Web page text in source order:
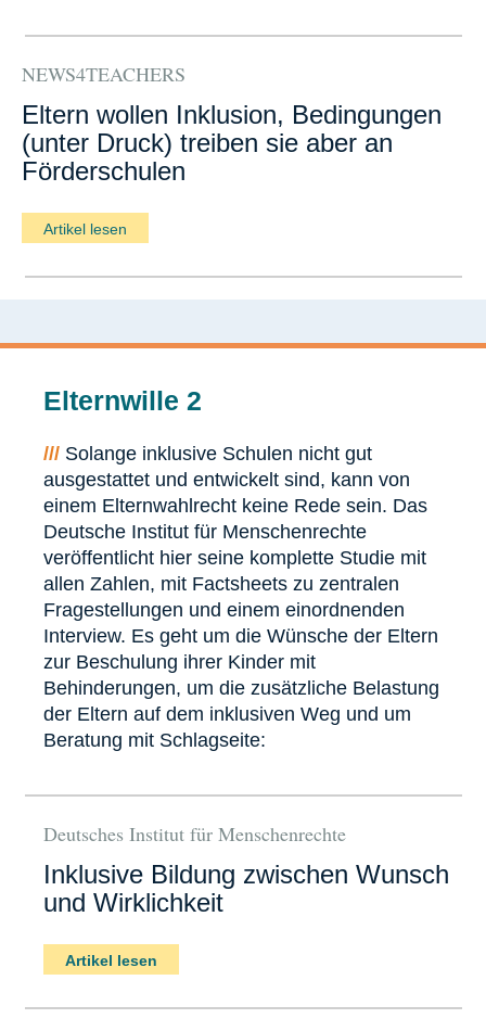
NEWS4TEACHERS
Eltern wollen Inklusion, Bedingungen
(unter Druck) treiben sie aber an
Förderschulen
Artikel lesen
Elternwille 2
/// Solange inklusive Schulen nicht gut
ausgestattet und entwickelt sind, kann von
einem Elternwahlrecht keine Rede sein. Das
Deutsche Institut für Menschenrechte
veröffentlicht hier seine komplette Studie mit
allen Zahlen, mit Factsheets zu zentralen
Fragestellungen und einem einordnenden
Interview. Es geht um die Wünsche der Eltern
zur Beschulung ihrer Kinder mit
Behinderungen, um die zusätzliche Belastung
der Eltern auf dem inklusiven Weg und um
Beratung mit Schlagseite:
Deutsches Institut für Menschenrechte
Inklusive Bildung zwischen Wunsch
und Wirklichkeit
Artikel lesen